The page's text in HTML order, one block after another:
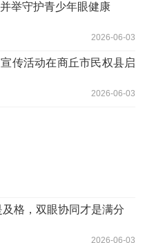
举守护青少年眼健康
2026-06-03
传活动在商丘市民权县启
2026-06-03
格，双眼协同才是满分
2026-06-03